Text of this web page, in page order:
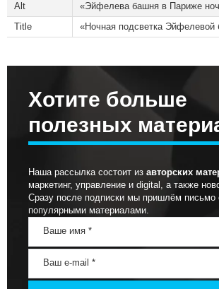
Alt
«Эйфелева башня в Париже
Title
«Ночная подсветка Эйфелевой
Хотите больше
полезных
Наша рассылка состоит из авторских
маркетинг, управление и digital, а также
Сразу после подписки мы пришлём
популярными материалами.